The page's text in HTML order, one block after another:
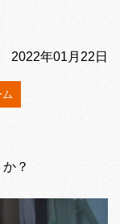
2022年01月22日
？